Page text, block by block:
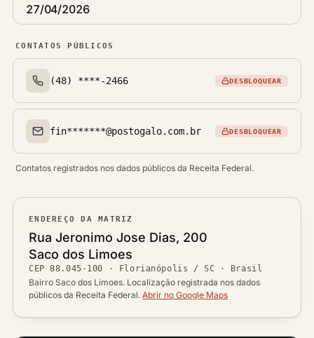
27/04/2026
CONTATOS PÚBLICOS
Telefone(s)
(48) ****-2466 DESBLOQUEAR
Email(s)
fin*******@postogalo.com.br DESBLOQUEAR
Contatos registrados nos dados públicos da Receita Federal.
ENDEREÇO DA MATRIZ
Logradouro
Rua Jeronimo Jose Dias, 200
Bairro
Saco dos Limoes
CEP
CEP88.045-100 ·
Cidade / UF
Florianópolis / SC · Brasil
Ver localização no mapa
Bairro Saco dos Limoes. Localização registrada nos dados
públicos da Receita Federal. Abrir no Google Maps